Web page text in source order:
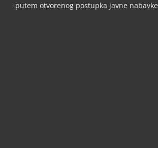
putem otvorenog postupka javne nabavke